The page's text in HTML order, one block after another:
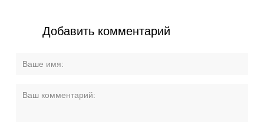
Добавить комментарий